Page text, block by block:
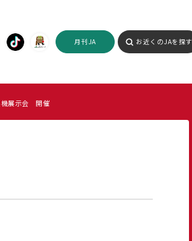
月刊JA お近くのJAを探す
機展示会 開催